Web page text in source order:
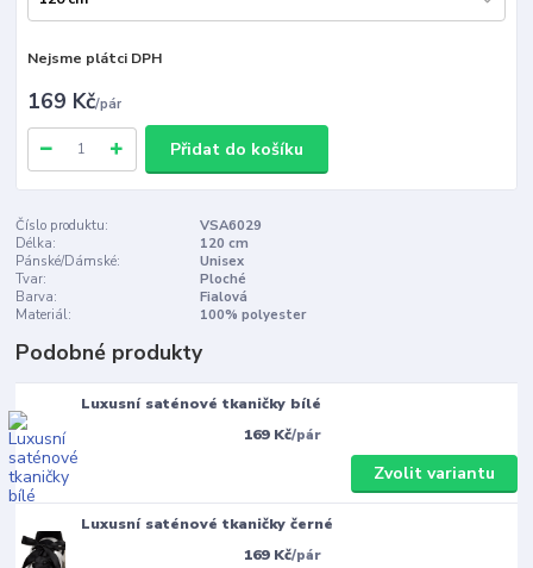
Nejsme plátci DPH
169 Kč/pár
Přidat do košíku
Číslo produktu:
VSA6029
Délka:
120 cm
Pánské/Dámské:
Unisex
Tvar:
Ploché
Barva:
Fialová
Materiál:
100% polyester
Podobné produkty
Luxusní saténové tkaničky bílé
169 Kč/pár
Zvolit variantu
Luxusní saténové tkaničky černé
169 Kč/pár